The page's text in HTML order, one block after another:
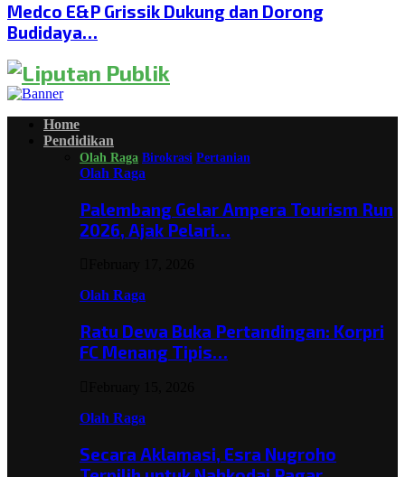
Medco E&P Grissik Dukung dan Dorong
Budidaya…
Home
Pendidikan
Olah Raga Birokrasi Pertanian
Olah Raga
Palembang Gelar Ampera Tourism Run
2026, Ajak Pelari…
Olah Raga
Ratu Dewa Buka Pertandingan: Korpri
FC Menang Tipis…
Olah Raga
Secara Aklamasi, Esra Nugroho